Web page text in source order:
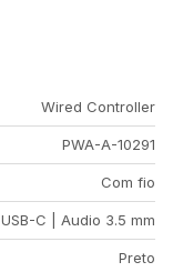
Wired Controller
PWA-A-10291
Com fio
USB-C | Audio 3.5 mm
Preto